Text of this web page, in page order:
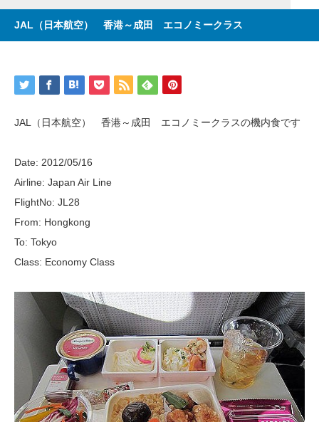
JAL（日本航空） 香港～成田 エコノミークラス
JAL（日本航空） 香港～成田 エコノミークラスの機内食です
Date: 2012/05/16
Airline: Japan Air Line
FlightNo: JL28
From: Hongkong
To: Tokyo
Class: Economy Class